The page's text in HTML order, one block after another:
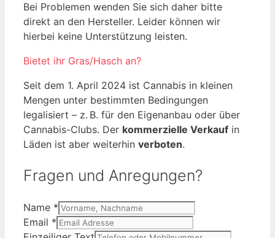
Bei Problemen wenden Sie sich daher bitte
direkt an den Hersteller. Leider können wir
hierbei keine Unterstützung leisten.
Bietet ihr Gras/Hasch an?
Seit dem 1. April 2024 ist Cannabis in kleinen
Mengen unter bestimmten Bedingungen
legalisiert – z. B. für den Eigenanbau oder über
Cannabis-Clubs. Der kommerzielle Verkauf in
Läden ist aber weiterhin verboten.
Fragen und Anregungen?
Name *
Email *